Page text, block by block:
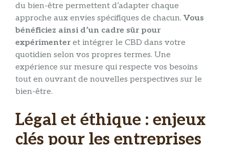
du bien-être permettent d’adapter chaque
approche aux envies spécifiques de chacun. Vous
bénéficiez ainsi d’un cadre sûr pour
expérimenteret intégrer le CBD dans votre
quotidien selon vos propres termes. Une
expérience sur mesure qui respecte vos besoins
tout en ouvrant de nouvelles perspectives sur le
bien-être.
Légal et éthique : enjeux
clés pour les entreprises